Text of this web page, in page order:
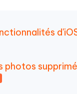
photos